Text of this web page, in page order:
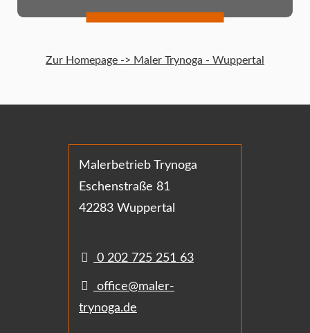
Zur Homepage -> Maler Trynoga - Wuppertal
Malerbetrieb Trynoga
Eschenstraße 81
42283 Wuppertal
0 202 725 251 63
office@maler-
trynoga.de